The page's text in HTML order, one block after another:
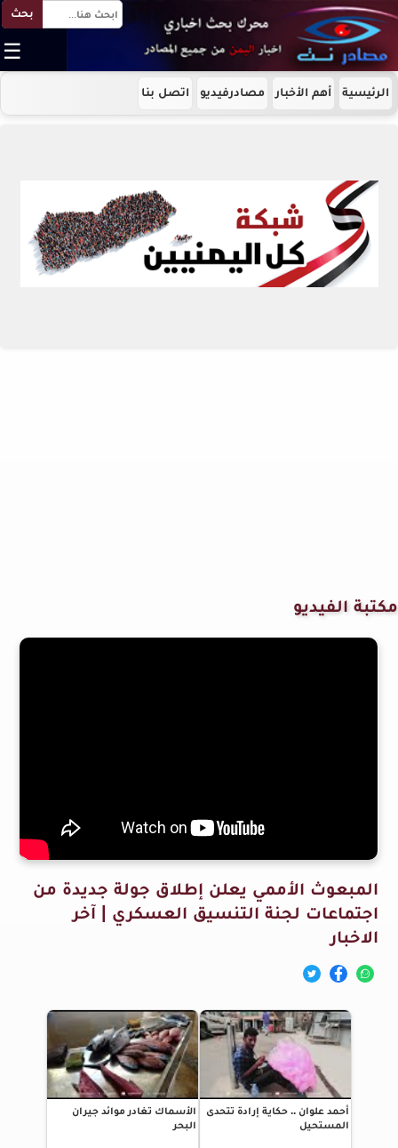
بحث
☰
الرئيسية أهم الأخبار مصادرفيديو اتصل بنا
مكتبة الفيديو
المبعوث الأممي يعلن إطلاق جولة جديدة من
اجتماعات لجنة التنسيق العسكري | آخر
الاخبار
أحمد علوان .. حكاية إرادة تتحدى
المستحيل
الأسماك تغادر موائد جيران
البحر